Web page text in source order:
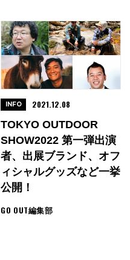
TOKYO OUTDOOR
SHOW2022 第一弾出演
者、出展ブランド、オフ
ィシャルグッズなど一挙
公開！
GO OUT編集部
INFO 2021.12.08